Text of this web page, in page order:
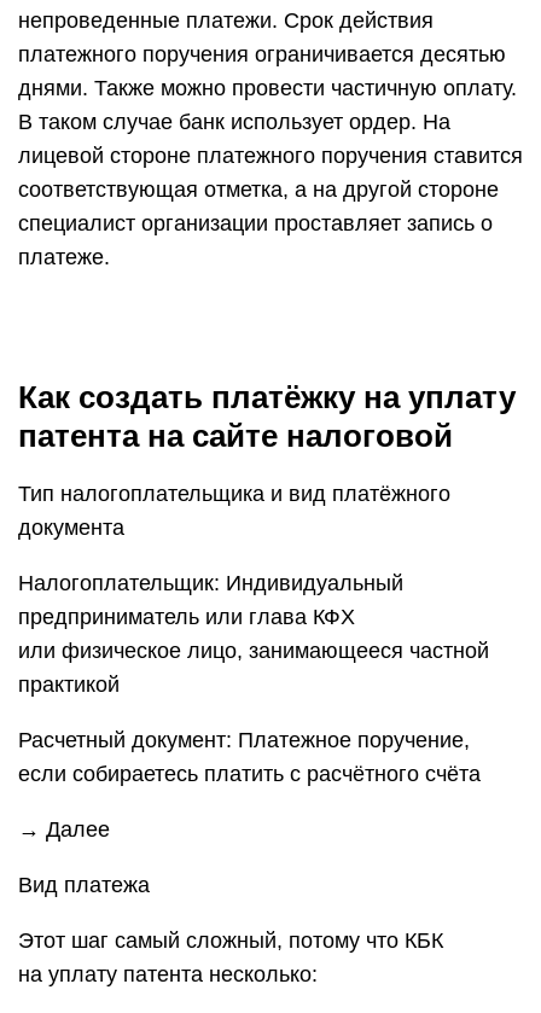
непроведенные платежи. Срок действия
платежного поручения ограничивается десятью
днями. Также можно провести частичную оплату.
В таком случае банк использует ордер. На
лицевой стороне платежного поручения ставится
соответствующая отметка, а на другой стороне
специалист организации проставляет запись о
платеже.
Как создать платёжку на уплату
патента на сайте налоговой
Тип налогоплательщика и вид платёжного
документа
Налогоплательщик: Индивидуальный
предприниматель или глава КФХ
или физическое лицо, занимающееся частной
практикой
Расчетный документ: Платежное поручение,
если собираетесь платить с расчётного счёта
→ Далее
Вид платежа
Этот шаг самый сложный, потому что КБК
на уплату патента несколько: